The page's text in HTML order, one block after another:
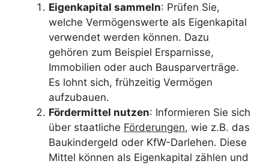
Eigenkapital sammeln: Prüfen Sie,
welche Vermögenswerte als Eigenkapital
verwendet werden können. Dazu
gehören zum Beispiel Ersparnisse,
Immobilien oder auch Bausparverträge.
Es lohnt sich, frühzeitig Vermögen
aufzubauen.
Fördermittel nutzen: Informieren Sie sich
über staatliche Förderungen, wie z.B. das
Baukindergeld oder KfW-Darlehen. Diese
Mittel können als Eigenkapital zählen und